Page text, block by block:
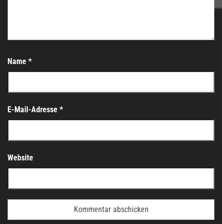
Name *
E-Mail-Adresse *
Website